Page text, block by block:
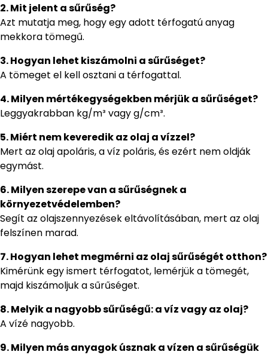
2. Mit jelent a sűrűség?
Azt mutatja meg, hogy egy adott térfogatú anyag
mekkora tömegű.
3. Hogyan lehet kiszámolni a sűrűséget?
A tömeget el kell osztani a térfogattal.
4. Milyen mértékegységekben mérjük a sűrűséget?
Leggyakrabban kg/m³ vagy g/cm³.
5. Miért nem keveredik az olaj a vízzel?
Mert az olaj apoláris, a víz poláris, és ezért nem oldják
egymást.
6. Milyen szerepe van a sűrűségnek a
környezetvédelemben?
Segít az olajszennyezések eltávolításában, mert az olaj
felszínen marad.
7. Hogyan lehet megmérni az olaj sűrűségét otthon?
Kimérünk egy ismert térfogatot, lemérjük a tömegét,
majd kiszámoljuk a sűrűséget.
8. Melyik a nagyobb sűrűségű: a víz vagy az olaj?
A vízé nagyobb.
9. Milyen más anyagok úsznak a vízen a sűrűségük